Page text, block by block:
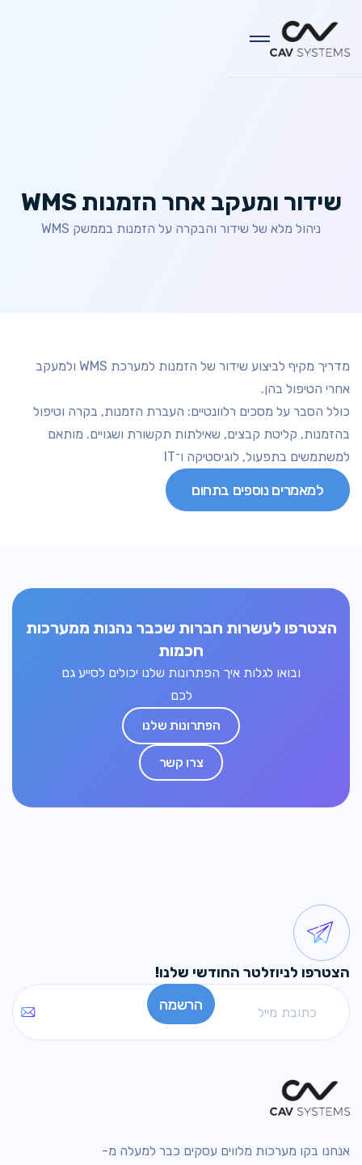
שידור ומעקב אחר הזמנות WMS
ניהול מלא של שידור והבקרה על הזמנות בממשק WMS
מדריך מקיף לביצוע שידור של הזמנות למערכת WMS ולמעקב
אחרי הטיפול בהן.
כולל הסבר על מסכים רלוונטיים: העברת הזמנות, בקרה וטיפול
בהזמנות, קליטת קבצים, שאילתות תקשורת ושגויים. מותאם
למשתמשים בתפעול, לוגיסטיקה ו־IT
למאמרים נוספים בתחום
הצטרפו לעשרות חברות שכבר נהנות ממערכות
חכמות
ובואו לגלות איך הפתרונות שלנו יכולים לסייע גם
לכם
הפתרונות שלנו
צרו קשר
הצטרפו לניוזלטר החודשי שלנו!
אנחנו בקו מערכות מלווים עסקים כבר למעלה מ-